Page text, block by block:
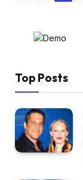
Top Posts